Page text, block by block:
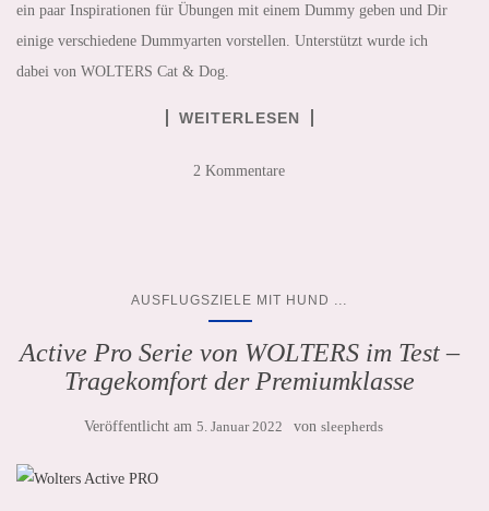
ein paar Inspirationen für Übungen mit einem Dummy geben und Dir
einige verschiedene Dummyarten vorstellen. Unterstützt wurde ich
dabei von WOLTERS Cat & Dog.
WEITERLESEN
2 Kommentare
AUSFLUGSZIELE MIT HUND
Active Pro Serie von WOLTERS im Test –
Tragekomfort der Premiumklasse
Veröffentlicht am 5. Januar 2022 von sleepherds